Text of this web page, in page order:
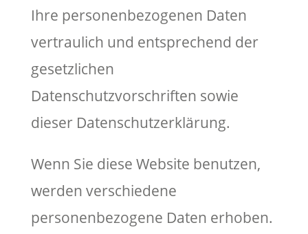
Ihre personenbezogenen Daten
vertraulich und entsprechend der
gesetzlichen
Datenschutzvorschriften sowie
dieser Datenschutzerklärung.
Wenn Sie diese Website benutzen,
werden verschiedene
personenbezogene Daten erhoben.